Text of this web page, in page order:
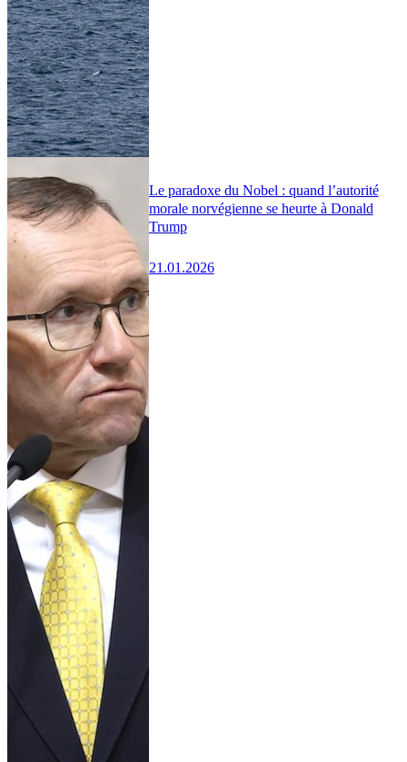
Le paradoxe du Nobel : quand l’autorité
morale norvégienne se heurte à Donald
Trump
21.01.2026